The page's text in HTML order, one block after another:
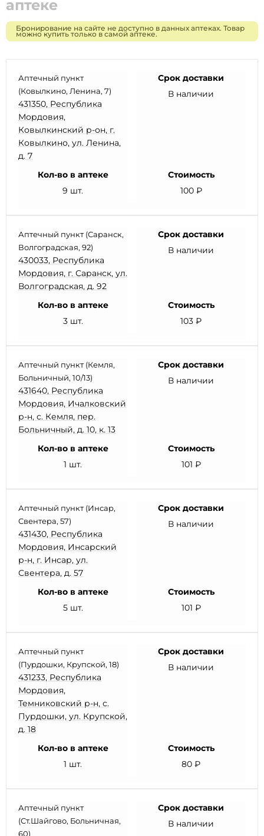
аптеке
Бронирование на сайте не доступно в данных аптеках. Товар
можно купить только в самой аптеке.
Аптечный пункт
(Ковылкино, Ленина, 7)
431350, Республика
Мордовия,
Ковылкинский р-он, г.
Ковылкино, ул. Ленина,
д. 7
Срок доставки
В наличии
Кол-во в аптеке
9 шт.
Стоимость
100 ₽
Аптечный пункт (Саранск,
Волгоградская, 92)
430033, Республика
Мордовия, г. Саранск, ул.
Волгоградская, д. 92
Срок доставки
В наличии
Кол-во в аптеке
3 шт.
Стоимость
103 ₽
Аптечный пункт (Кемля,
Больничный, 10/13)
431640, Республика
Мордовия, Ичалковский
р-н, с. Кемля, пер.
Больничный, д. 10, к. 13
Срок доставки
В наличии
Кол-во в аптеке
1 шт.
Стоимость
101 ₽
Аптечный пункт (Инсар,
Свентера, 57)
431430, Республика
Мордовия, Инсарский
р-н, г. Инсар, ул.
Свентера, д. 57
Срок доставки
В наличии
Кол-во в аптеке
5 шт.
Стоимость
101 ₽
Аптечный пункт
(Пурдошки, Крупской, 18)
431233, Республика
Мордовия,
Темниковский р-н, с.
Пурдошки, ул. Крупской,
д. 18
Срок доставки
В наличии
Кол-во в аптеке
1 шт.
Стоимость
80 ₽
Аптечный пункт
(Ст.Шайгово, Больничная,
60)
Срок доставки
В наличии